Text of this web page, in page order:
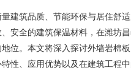
建筑品质、节能环保与居住舒
安全的建筑保温材料，在潍坊
位。本文将深入探讨外墙岩棉
性、应用优势以及在建筑工程